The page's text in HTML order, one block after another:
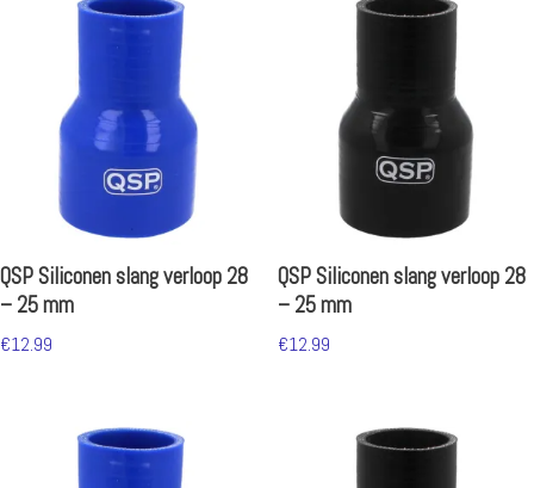
QSP Siliconen slang verloop 28
– 25 mm
€12.99
QSP Siliconen slang verloop 28
– 25 mm
€12.99